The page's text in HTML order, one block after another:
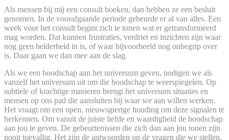
Als mensen bij mij een consult boeken, dan hebben ze een besluit
genomen. In de voorafgaande periode gebeurde er al van alles. Een
week voor het consult begint zich te tonen wat er getransformeerd
mag worden. Dat kunnen frustraties, verdriet en inzichten zijn waar
nog geen helderheid in is, of waar bijvoorbeeld nog onbegrip over
is. Daar gaan we dan mee aan de slag.
Als we een boodschap aan het universum geven, nodigen we als
vanzelf het universum uit om die boodschap te weerspiegelen. Op
subtiele of krachtige manieren brengt het universum situaties en
mensen op ons pad die aansluiten bij waar we aan willen werken.
Het vraagt om een open, nieuwsgierige houding om deze signalen te
herkennen. Om vanuit de juiste liefde en waardigheid de boodschap
aan jou te geven. De gebeurtenissen die zich dan aan jou tonen zijn
nooit toevallig. Het zijn de antwoorden op de vragen die we stellen.